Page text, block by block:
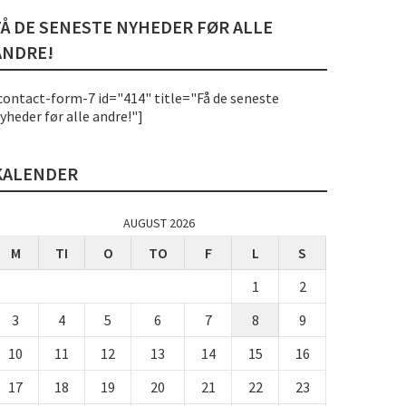
DE SENESTE NYHEDER FØR ALLE
form-7 id="414" title="Få de seneste
før alle andre!"]
AUGUST 2026
M TI O TO F L
S
1
2
3
4 5 6 7 8
9
10
11 12 13 14 15
16
17
18 19 20 21 22 23